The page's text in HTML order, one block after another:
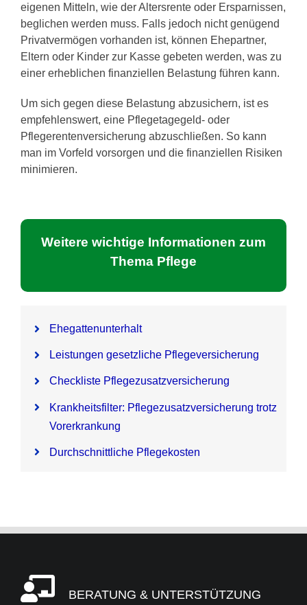
eigenen Mitteln, wie der Altersrente oder Ersparnissen,
beglichen werden muss. Falls jedoch nicht genügend
Privatvermögen vorhanden ist, können Ehepartner,
Eltern oder Kinder zur Kasse gebeten werden, was zu
einer erheblichen finanziellen Belastung führen kann.
Um sich gegen diese Belastung abzusichern, ist es
empfehlenswert, eine Pflegetagegeld- oder
Pflegerentenversicherung abzuschließen. So kann
man im Vorfeld vorsorgen und die finanziellen Risiken
minimieren.
Weitere wichtige Informationen zum
Thema Pflege
Ehegattenunterhalt
Leistungen gesetzliche Pflegeversicherung
Checkliste Pflegezusatzversicherung
Krankheitsfilter: Pflegezusatzversicherung trotz
Vorerkrankung
Durchschnittliche Pflegekosten
BERATUNG & UNTERSTÜTZUNG